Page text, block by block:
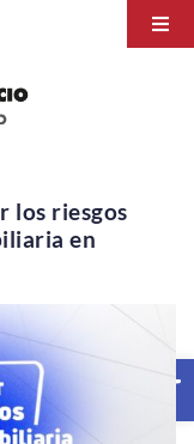
los riesgos
en